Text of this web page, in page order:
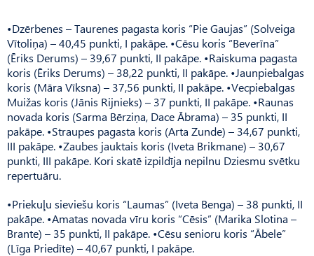
•Dzērbenes – Taurenes pagasta koris “Pie Gaujas” (Solveiga
Vītoliņa) – 40,45 punkti, I pakāpe. •Cēsu koris “Beverīna”
(Ēriks Derums) – 39,67 punkti, II pakāpe. •Raiskuma pagasta
koris (Ēriks Derums) – 38,22 punkti, II pakāpe. •Jaunpiebalgas
koris (Māra Vīksna) – 37,56 punkti, II pakāpe. •Vecpiebalgas
Muižas koris (Jānis Rijnieks) – 37 punkti, II pakāpe. •Raunas
novada koris (Sarma Bērziņa, Dace Ābrama) – 35 punkti, II
pakāpe. •Straupes pagasta koris (Arta Zunde) – 34,67 punkti,
III pakāpe. •Zaubes jauktais koris (Iveta Brikmane) – 30,67
punkti, III pakāpe. Kori skatē izpildīja nepilnu Dziesmu svētku
repertuāru.
•Priekuļu sieviešu koris “Laumas” (Iveta Benga) – 38 punkti, II
pakāpe. •Amatas novada vīru koris “Cēsis” (Marika Slotina –
Brante) – 35 punkti, II pakāpe. •Cēsu senioru koris “Ābele”
(Līga Priedīte) – 40,67 punkti, I pakāpe.